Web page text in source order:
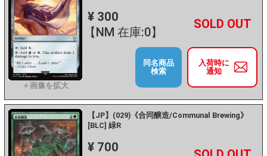
¥ 300
【NM 在庫:0】
－ +
入荷時に
通知
同名商品
検索
【JP】(029)《合同醸造/Communal Brewing》
[BLC] 緑R
¥ 700